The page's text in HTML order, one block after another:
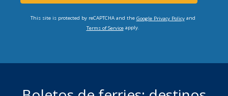
This site is protected by reCAPTCHA and the Google Privacy Policyand
Terms of Serviceapply.